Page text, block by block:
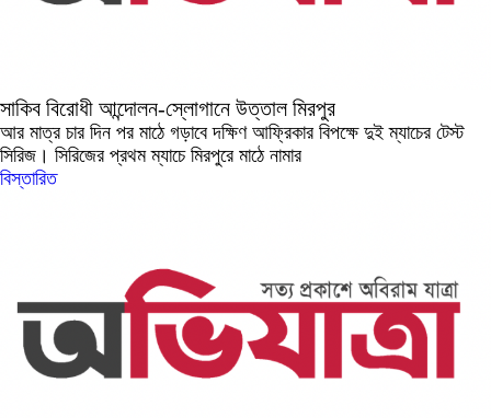
সাকিব বিরোধী আন্দোলন-স্লোগানে উত্তাল মিরপুর
আর মাত্র চার দিন পর মাঠে গড়াবে দক্ষিণ আফ্রিকার বিপক্ষে দুই ম্যাচের টেস্ট
সিরিজ। সিরিজের প্রথম ম্যাচে মিরপুরে মাঠে নামার
বিস্তারিত